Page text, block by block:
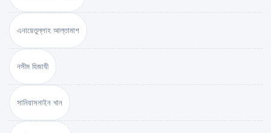
এনায়েতুল্লাহ আল্‌তামাশ
নসীম হিজাযী
সানিয়াসনাইন খান